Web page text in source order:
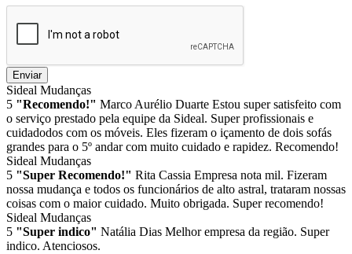
Enviar
Sideal Mudanças
5 "Recomendo!" Marco Aurélio Duarte Estou super satisfeito com
o serviço prestado pela equipe da Sideal. Super profissionais e
cuidadodos com os móveis. Eles fizeram o içamento de dois sofás
grandes para o 5º andar com muito cuidado e rapidez. Recomendo!
Sideal Mudanças
5 "Super Recomendo!" Rita Cassia Empresa nota mil. Fizeram
nossa mudança e todos os funcionários de alto astral, trataram nossas
coisas com o maior cuidado. Muito obrigada. Super recomendo!
Sideal Mudanças
5 "Super indico" Natália Dias Melhor empresa da região. Super
indico. Atenciosos.